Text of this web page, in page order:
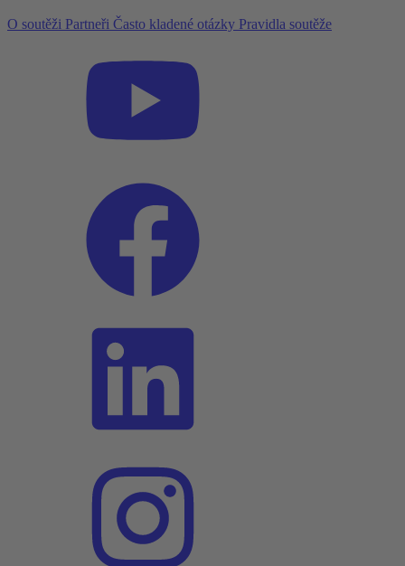
O soutěži Partneři Často kladené otázky Pravidla soutěže